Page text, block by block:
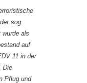
sog.
wurde als
auf
11 in der
Die
Pflug und